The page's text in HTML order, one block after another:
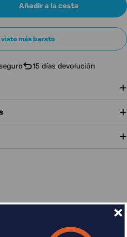
IBANEZ PA300E NSL
cantidad para IBANEZ
Añadir a la cesta
visto más barato
15 días devolución